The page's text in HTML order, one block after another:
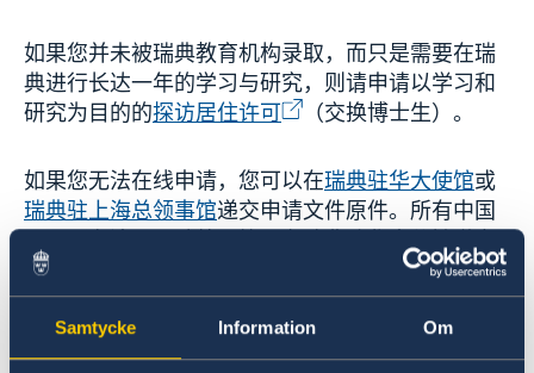
Samtycke Information Om
如果您并未被瑞典教育机构录取，而只是需要在瑞
典进行长达一年的学习与研究，则请申请以学习和
研究为目的的探访居住许可 （交换博士生）。
如果您无法在线申请，您可以在瑞典驻华大使馆或
瑞典驻上海总领事馆递交申请文件原件。所有中国
居民（台湾居民除外）均可在瑞典驻华大使馆递交
申请。台湾居民应在
递交申请。
上海、江苏、安徽、浙江、香港以及澳门的居民可
选择在瑞典驻上海总领事馆递交申请。蒙古居民应
该在瑞典驻华大使馆递交申请。